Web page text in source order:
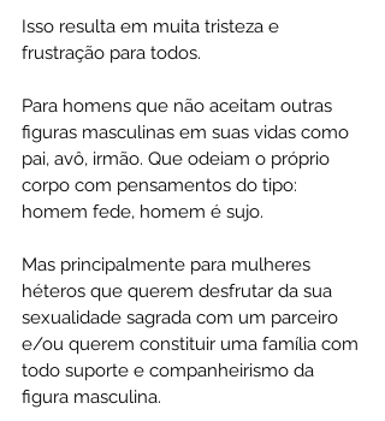
Isso resulta em muita tristeza e
frustração para todos.
Para homens que não aceitam outras
figuras masculinas em suas vidas como
pai, avô, irmão. Que odeiam o próprio
corpo com pensamentos do tipo:
homem fede, homem é sujo.
Mas principalmente para mulheres
héteros que querem desfrutar da sua
sexualidade sagrada com um parceiro
e/ou querem constituir uma família com
todo suporte e companheirismo da
figura masculina.